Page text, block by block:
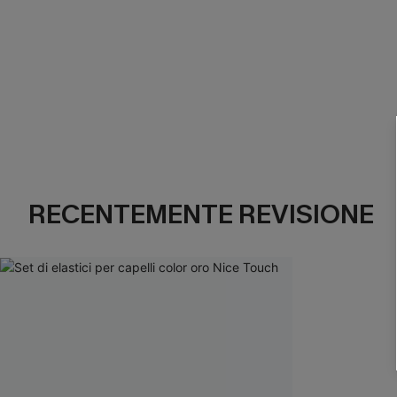
RECENTEMENTE REVISIONE